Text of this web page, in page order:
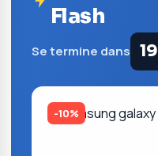
Flash
Se termine dans 19
-10%